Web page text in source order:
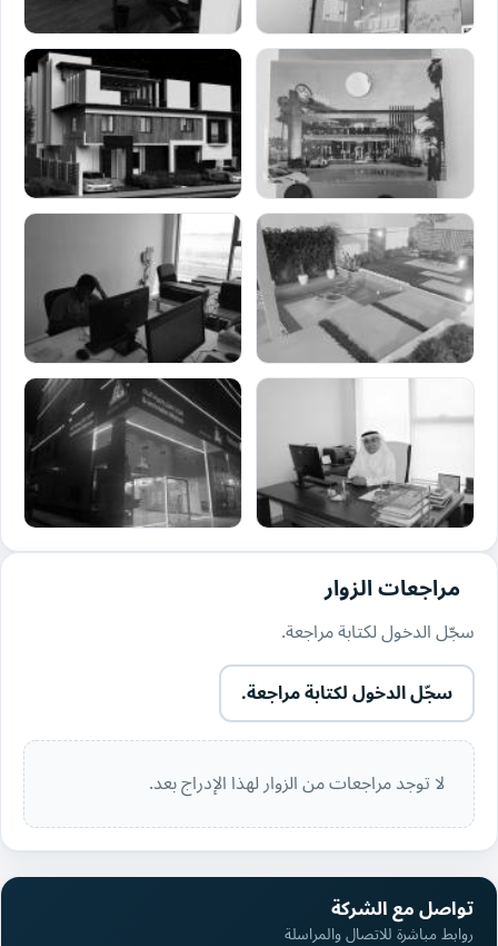
مراجعات الزوار
سجّل الدخول لكتابة مراجعة.
سجّل الدخول لكتابة مراجعة.
لا توجد مراجعات من الزوار لهذا الإدراج بعد.
تواصل مع الشركة
روابط مباشرة للاتصال والمراسلة